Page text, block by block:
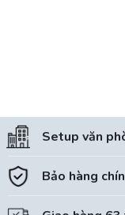
Setup văn
Bảo hàng